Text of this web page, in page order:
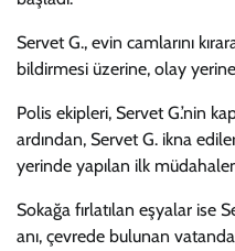
Servet G., evin camlarını
bildirmesi üzerine, olay
Polis ekipleri, Servet G.’nin
ardından, Servet G. ikna
yerinde yapılan ilk
Sokağa fırlatılan eşyalar ise
anı, çevrede bulunan